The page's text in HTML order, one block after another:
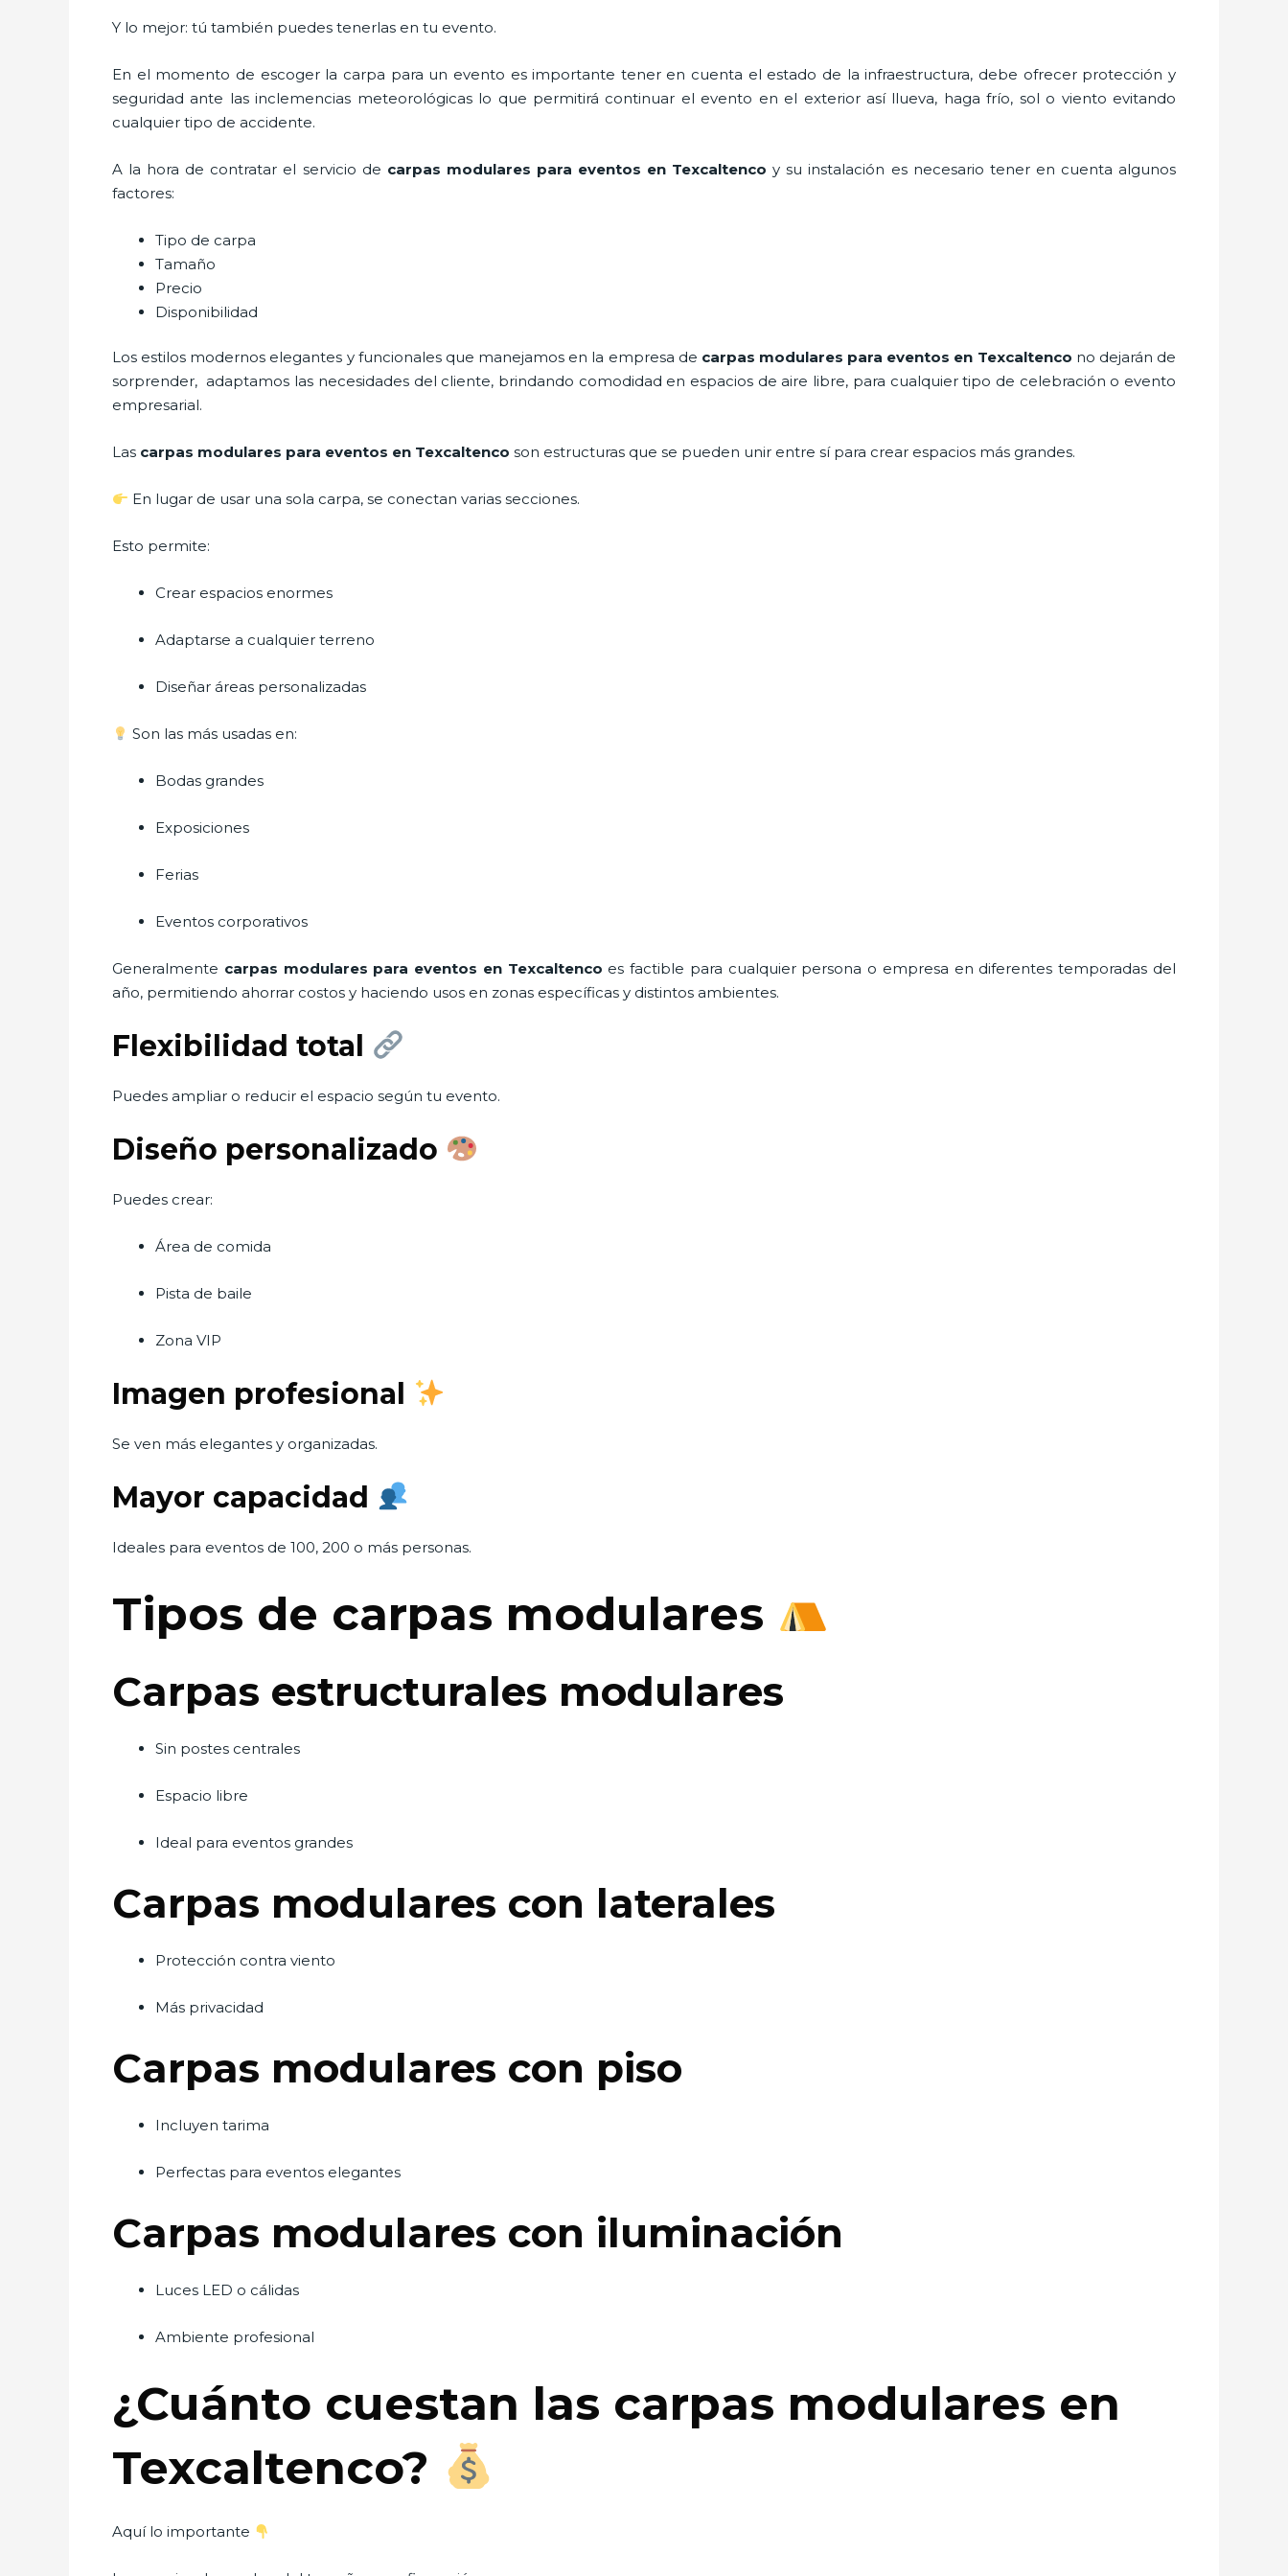
Y lo mejor: tú también puedes tenerlas en tu evento.
En el momento de escoger la carpa para un evento es importante tener en cuenta el estado de la infraestructura, debe ofrecer protección y
seguridad ante las inclemencias meteorológicas lo que permitirá continuar el evento en el exterior así llueva, haga frío, sol o viento evitando
cualquier tipo de accidente.
A la hora de contratar el servicio de carpas modulares para eventos en Texcaltenco y su instalación es necesario tener en cuenta algunos
factores:
Tipo de carpa
Tamaño
Precio
Disponibilidad
Los estilos modernos elegantes y funcionales que manejamos en la empresa de carpas modulares para eventos en Texcaltenco no dejarán de
sorprender, adaptamos las necesidades del cliente, brindando comodidad en espacios de aire libre, para cualquier tipo de celebración o evento
empresarial.
Las carpas modulares para eventos en Texcaltenco son estructuras que se pueden unir entre sí para crear espacios más grandes.
En lugar de usar una sola carpa, se conectan varias secciones.
Esto permite:
Crear espacios enormes
Adaptarse a cualquier terreno
Diseñar áreas personalizadas
Son las más usadas en:
Bodas grandes
Exposiciones
Ferias
Eventos corporativos
Generalmente carpas modulares para eventos en Texcaltenco es factible para cualquier persona o empresa en diferentes temporadas del
año, permitiendo ahorrar costos y haciendo usos en zonas específicas y distintos ambientes.
Flexibilidad total
Puedes ampliar o reducir el espacio según tu evento.
Diseño personalizado
Puedes crear:
Área de comida
Pista de baile
Zona VIP
Imagen profesional
Se ven más elegantes y organizadas.
Mayor capacidad
Ideales para eventos de 100, 200 o más personas.
Tipos de carpas modulares
Carpas estructurales modulares
Sin postes centrales
Espacio libre
Ideal para eventos grandes
Carpas modulares con laterales
Protección contra viento
Más privacidad
Carpas modulares con piso
Incluyen tarima
Perfectas para eventos elegantes
Carpas modulares con iluminación
Luces LED o cálidas
Ambiente profesional
¿Cuánto cuestan las carpas modulares en
Texcaltenco?
Aquí lo importante